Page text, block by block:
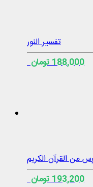
تفسیر النور
188,000 تومان
من القرآن الكريم
193,200 تومان